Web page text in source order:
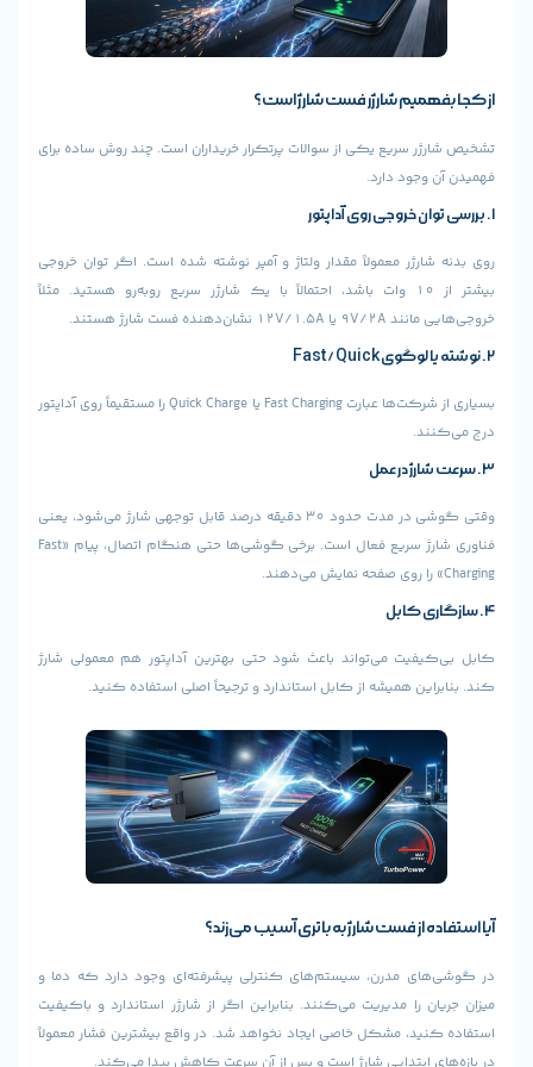
شارژر فست شارژ است؟
سریع یکی از سوالات پرتکرار خریداران است. چند روش ساده برای
دارد.
معمولاً مقدار ولتاژ و آمپر نوشته شده است. اگر توان خروجی
بیشتر از ۱۰ وات باشد، احتمالاً با یک شارژر سریع روبه‌رو هستید. مثلاً
بسیاری از شرکت‌ها عبارت Fast Charging یا Quick Charge را مستقیماً روی آداپتور
وقتی گوشی در مدت حدود ۳۰ دقیقه درصد قابل توجهی شارژ می‌شود، یعنی
فناوری شارژ سریع فعال است. برخی گوشی‌ها حتی هنگام اتصال، پیام «Fast
می‌تواند باعث شود حتی بهترین آداپتور هم معمولی شارژ
همیشه از کابل استاندارد و ترجیحاً اصلی استفاده کنید.
از فست شارژ به باتری آسیب می‌زند؟
مدرن، سیستم‌های کنترلی پیشرفته‌ای وجود دارد که دما و
را مدیریت می‌کنند. بنابراین اگر از شارژر استاندارد و باکیفیت
مشکل خاصی ایجاد نخواهد شد. در واقع بیشترین فشار معمولاً
ابتدایی شارژ است و پس از آن سرعت کاهش پیدا می‌کند.